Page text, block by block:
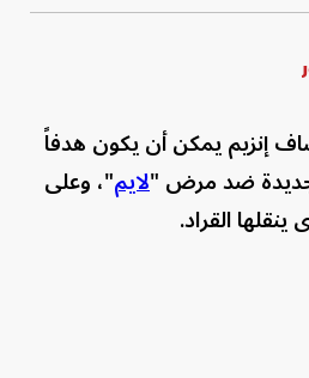
إنزيم يمكن أن يكون هدفاً
جديدة ضد مرض "لايم"، وعلى
القراد.